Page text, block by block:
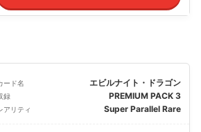
ード名 エビルナイト・ドラゴン
録 PREMIUM PACK 3
アリティ Super Parallel Rare